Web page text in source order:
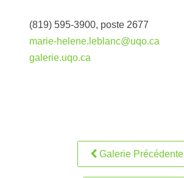
(819) 595-3900, poste 2677
marie-helene.leblanc@uqo.ca
galerie.uqo.ca
Galerie Précédente